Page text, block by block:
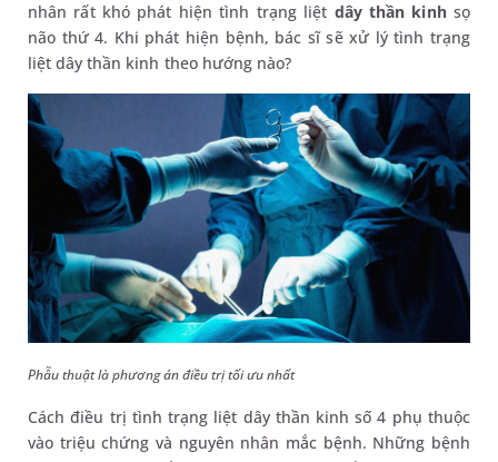
nhân rất khó phát hiện tình trạng liệt dây thần kinh sọ
não thứ 4. Khi phát hiện bệnh, bác sĩ sẽ xử lý tình trạng
liệt dây thần kinh theo hướng nào?
Phẫu thuật là phương án điều trị tối ưu nhất
Cách điều trị tình trạng liệt dây thần kinh số 4 phụ thuộc
vào triệu chứng và nguyên nhân mắc bệnh. Những bệnh